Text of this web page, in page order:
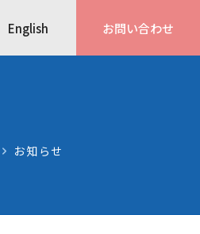
English お問い合わせ
お知らせ